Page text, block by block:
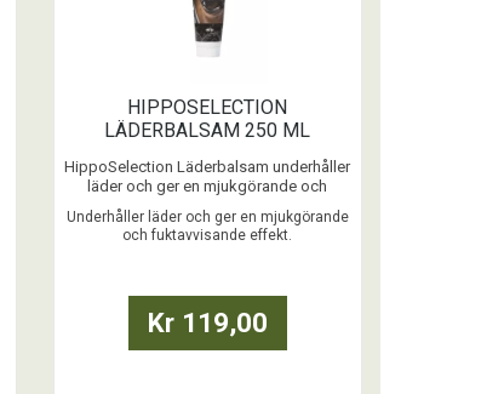
HIPPOSELECTION
LÄDERBALSAM 250 ML
HippoSelection Läderbalsam underhåller
läder och ger en mjukgörande och
fuktavvisande effekt. Lädret blir smidigt
och behåller sin elasticitet längre. Ingen
karenstid. Säljs i 250 ml förpackning. ...
Underhåller läder och ger en mjukgörande
och fuktavvisande effekt.
Kr 119,00